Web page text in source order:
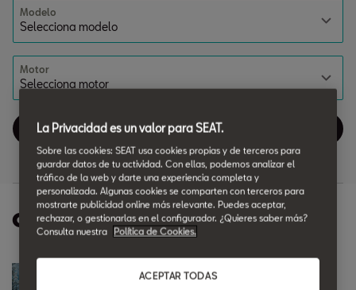
Modelo
Motor
Ver 25 vehiculos
Ofertas Posventa
La Privacidad es un valor para SEAT.
Sobre las cookies: SEAT usa cookies propias y de terceros para
guardar datos de tu actividad. Con ellas, podemos analizar el
tráfico de la web y darte una experiencia completa y
personalizada. Algunas cookies se comparten con terceros para
mostrarte publicidad online más relevante. Puedes aceptar,
rechazar, o gestionarlas en el configurador. ¿Quieres saber más?
Consulta nuestra
Política de Cookies.
ACEPTAR TODAS